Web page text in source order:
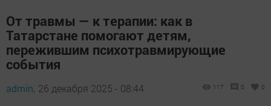
От травмы — к терапии: как в
Татарстане помогают детям,
пережившим психотравмирующие
события
admin, 26 декабря 2025 - 08:44 117 0 0